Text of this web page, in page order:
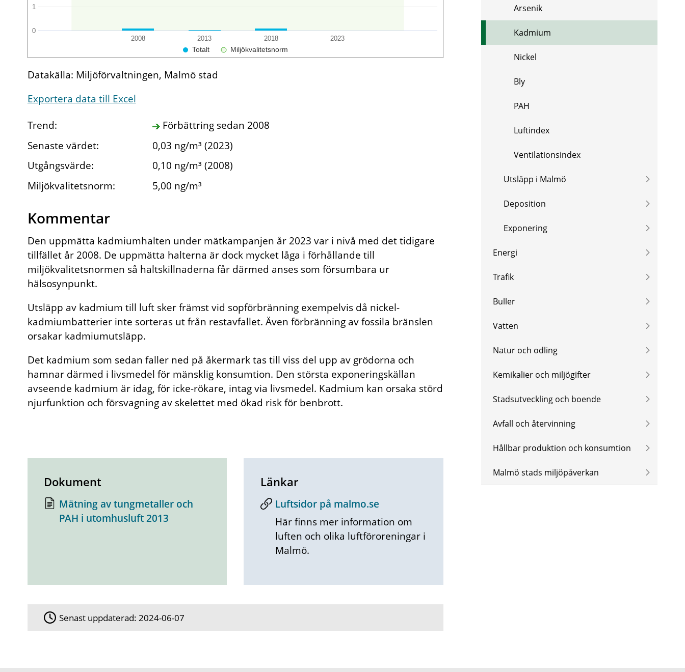
Totalt Miljökvalitetsnorm
2008 2013 2018 2023
0
1
Datakälla: Miljöförvaltningen, Malmö stad
Exportera data till Excel
Trend:
Förbättring sedan 2008
Senaste värdet:
0,03 ng/m³ (2023)
Utgångsvärde:
0,10 ng/m³ (2008)
Miljökvalitetsnorm:
5,00 ng/m³
Kommentar
Den uppmätta kadmiumhalten under mätkampanjen år 2023 var i nivå med det tidigare
tillfället år 2008. De uppmätta halterna är dock mycket låga i förhållande till
miljökvalitetsnormen så haltskillnaderna får därmed anses som försumbara ur
hälsosynpunkt.
Utsläpp av kadmium till luft sker främst vid sopförbränning exempelvis då nickel-
kadmiumbatterier inte sorteras ut från restavfallet. Även förbränning av fossila bränslen
orsakar kadmiumutsläpp.
Det kadmium som sedan faller ned på åkermark tas till viss del upp av grödorna och
hamnar därmed i livsmedel för mänsklig konsumtion. Den största exponeringskällan
avseende kadmium är idag, för icke-rökare, intag via livsmedel. Kadmium kan orsaka störd
njurfunktion och försvagning av skelettet med ökad risk för benbrott.
Dokument
Mätning av tungmetaller och
PAH i utomhusluft 2013
Länkar
Luftsidor på malmo.se
Här finns mer information om
luften och olika luftföroreningar i
Malmö.
Senast uppdaterad: 2024-06-07
Arsenik
Kadmium
Nickel
Bly
PAH
Luftindex
Ventilationsindex
Utsläpp i Malmö
Deposition
Exponering
Energi
Trafik
Buller
Vatten
Natur och odling
Kemikalier och miljögifter
Stadsutveckling och boende
Avfall och återvinning
Hållbar produktion och konsumtion
Malmö stads miljöpåverkan